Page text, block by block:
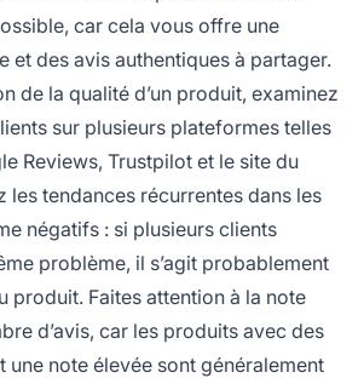
car cela vous offre une
et des avis authentiques à partager.
de la qualité d’un produit, examinez
sur plusieurs plateformes telles
Reviews, Trustpilot et le site du
les tendances récurrentes dans les
négatifs : si plusieurs clients
problème, il s’agit probablement
produit. Faites attention à la note
d’avis, car les produits avec des
une note élevée sont généralement